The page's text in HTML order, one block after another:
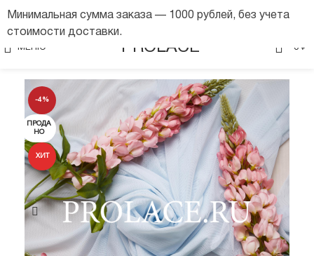
МЕНЮ PROLACE 0 ₽
-4%
ПРОДА
НО
ХИТ
Минимальная сумма заказа — 1000 рублей, без учета
стоимости доставки.